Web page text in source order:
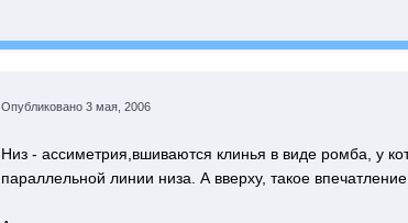
Опубликовано 3 мая, 2006
Низ - ассиметрия,вшиваются клинья в виде ромба, у
параллельной линии низа. А вверху, такое